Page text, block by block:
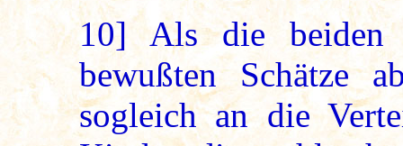
10] Als die beiden
bewußten Schätze
sogleich an die